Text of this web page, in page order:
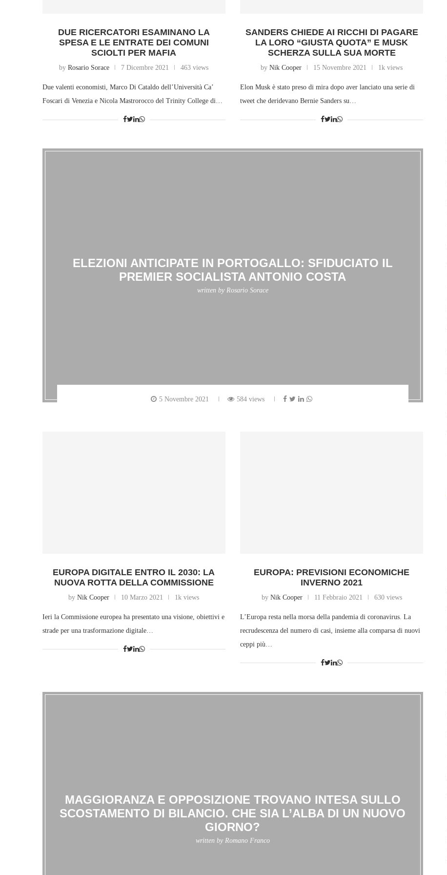
DUE RICERCATORI ESAMINANO LA
SPESA E LE ENTRATE DEI COMUNI
SCIOLTI PER MAFIA
byRosario Sorace 7 Dicembre 2021 463 views
Due valenti economisti, Marco Di Cataldo dell’Università Ca’
Foscari di Venezia e Nicola Mastrorocco del Trinity College di…
SANDERS CHIEDE AI RICCHI DI PAGARE
LA LORO “GIUSTA QUOTA” E MUSK
SCHERZA SULLA SUA MORTE
byNik Cooper 15 Novembre 2021 1k views
Elon Musk è stato preso di mira dopo aver lanciato una serie di
tweet che deridevano Bernie Sanders su…
ELEZIONI ANTICIPATE IN PORTOGALLO: SFIDUCIATO IL
PREMIER SOCIALISTA ANTONIO COSTA
written by Rosario Sorace
5 Novembre 2021 584 views
EUROPA DIGITALE ENTRO IL 2030: LA
NUOVA ROTTA DELLA COMMISSIONE
byNik Cooper 10 Marzo 2021 1k views
Ieri la Commissione europea ha presentato una visione, obiettivi e
strade per una trasformazione digitale…
EUROPA: PREVISIONI ECONOMICHE
INVERNO 2021
by Nik Cooper 11 Febbraio 2021 630 views
L’Europa resta nella morsa della pandemia di coronavirus. La
recrudescenza del numero di casi, insieme alla comparsa di nuovi
ceppi più…
MAGGIORANZA E OPPOSIZIONE TROVANO INTESA SULLO
SCOSTAMENTO DI BILANCIO. CHE SIA L’ALBA DI UN NUOVO
GIORNO?
written by Romano Franco